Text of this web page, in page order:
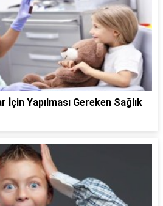
İçin Yapılması Gereken Sağlık